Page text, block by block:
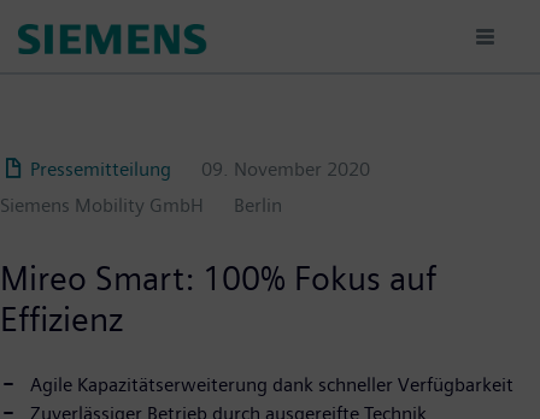
para
Pressemitteilung
09. November 2020
Siemens Mobility GmbH
Berlin
Mireo Smart: 100% Fokus auf
Effizienz
Agile Kapazitätserweiterung dank schneller Verfügbarkeit
Zuverlässiger Betrieb durch ausgereifte Technik